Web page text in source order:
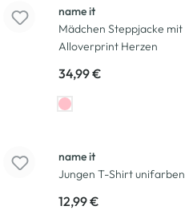
name it
Mädchen Steppjacke mit
Alloverprint Herzen
34,99 €
name it
Jungen T-Shirt unifarben
12,99 €